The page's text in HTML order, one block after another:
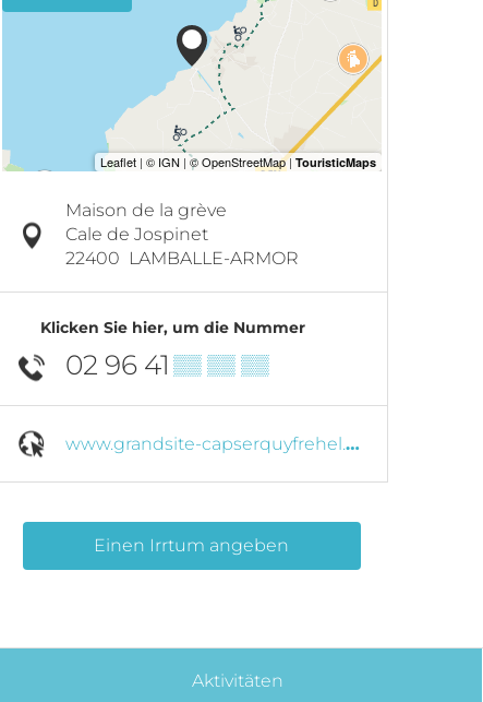
Maison de la grève
Cale de Jospinet
22400 LAMBALLE-ARMOR
Klicken Sie hier, um die Nummer
02 96 41 ▒▒ ▒▒ ▒▒
www.grandsite-capserquyfrehel.com
Einen Irrtum angeben
Aktivitäten